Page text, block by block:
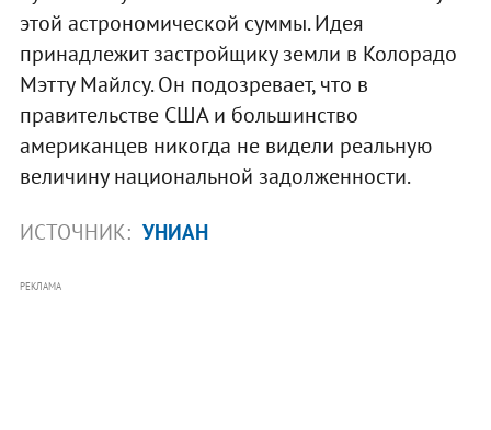
этой астрономической суммы. Идея
принадлежит застройщику земли в Колорадо
Мэтту Майлсу. Он подозревает, что в
правительстве США и большинство
американцев никогда не видели реальную
величину национальной задолженности.
ИСТОЧНИК: УНИАН
РЕКЛАМА